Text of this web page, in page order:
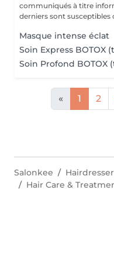
communiqués à titre
derniers sont susceptibles
Masque intense éclat
Soin Express BOTOX
Soin Profond BOTOX
« 1 2
Salonkee
Hair Care &